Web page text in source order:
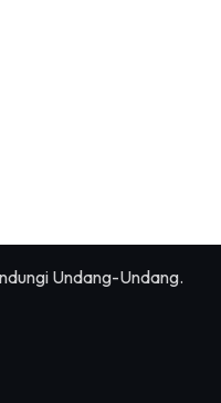
Undang-Undang.